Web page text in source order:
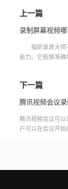
上一篇
录制屏幕视频
福昕录屏大师不
能力。它能够准
下一篇
腾讯视频会议录
腾讯视频会议可
户可以在会议开